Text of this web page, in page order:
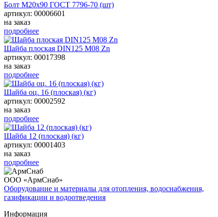
Болт М20х90 ГОСТ 7796-70 (шт)
артикул: 00006601
на заказ
подробнее
Шайба плоская DIN125 M08 Zn
артикул: 00017398
на заказ
подробнее
Шайба оц. 16 (плоская) (кг)
артикул: 00002592
на заказ
подробнее
Шайба 12 (плоская) (кг)
артикул: 00001403
на заказ
подробнее
ООО «АрмСнаб»
Оборудование и материалы для отопления, водоснабжения,
газификации и водоотведения
Информация